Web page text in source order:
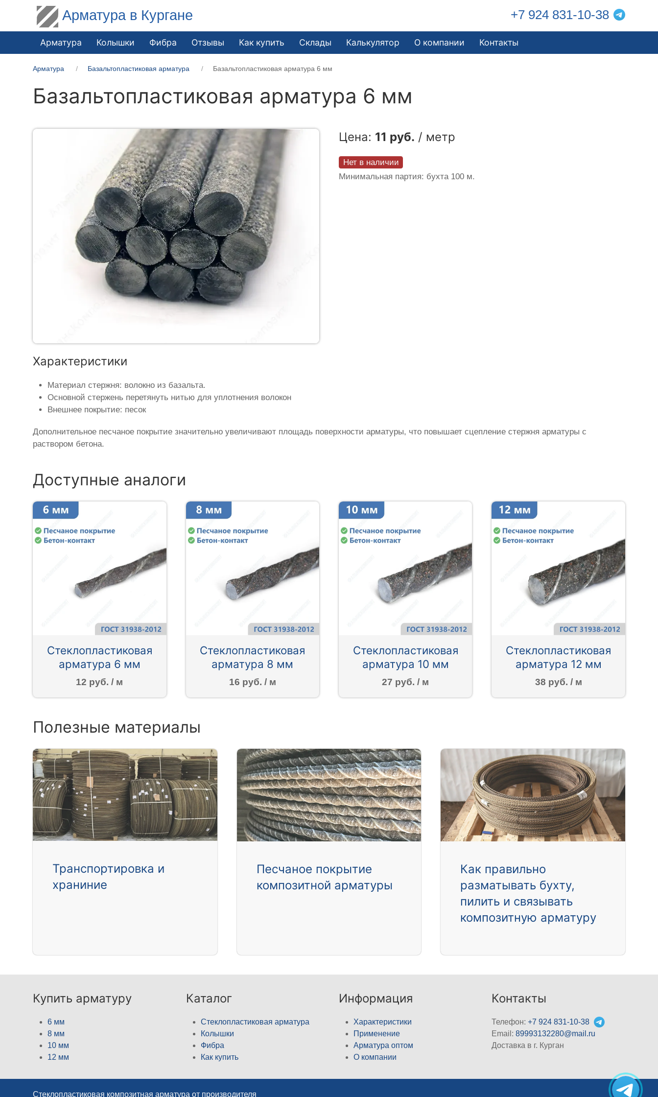
Арматура в Кургане +7 924 831-10-38
Арматура Колышки Фибра Отзывы Как купить Склады Калькулятор О компании Контакты
Арматура Базальтопластиковая арматура Базальтопластиковая арматура 6 мм
Базальтопластиковая арматура 6 мм
Цена: 11 руб. / метр
Нет в наличии
Минимальная партия: бухта 100 м.
Характеристики
Материал стержня: волокно из базальта.
Основной стержень перетянуть нитью для уплотнения волокон
Внешнее покрытие: песок
Дополнительное песчаное покрытие значительно увеличивают площадь поверхности арматуры, что повышает сцепление стержня арматуры с
раствором бетона.
Доступные аналоги
Стеклопластиковая
арматура 6 мм
12 руб. / м
Стеклопластиковая
арматура 8 мм
16 руб. / м
Стеклопластиковая
арматура 10 мм
27 руб. / м
Стеклопластиковая
арматура 12 мм
38 руб. / м
Полезные материалы
Транспортировка и
храниние
Песчаное покрытие
композитной арматуры
Как правильно
разматывать бухту,
пилить и связывать
композитную арматуру
Купить арматуру
6 мм
8 мм
10 мм
12 мм
Каталог
Стеклопластиковая арматура
Колышки
Фибра
Как купить
Информация
Характеристики
Применение
Арматура оптом
О компании
Контакты
Телефон:+7 924 831-10-38
Email:89993132280@mail.ru
Доставка в г. Курган
Стеклопластиковая композитная арматура от производителя